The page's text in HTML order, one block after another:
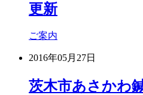
更新
ご案内
2016年05月27日
茨木市あさかわ